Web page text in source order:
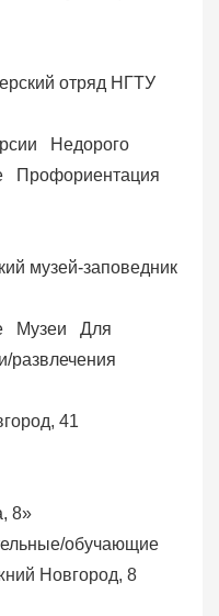
отряд НГТУ
Недорого
Профориентация
музей-заповедник
Музеи
Для
развлечения
41
8»
обучающие
Новгород, 8